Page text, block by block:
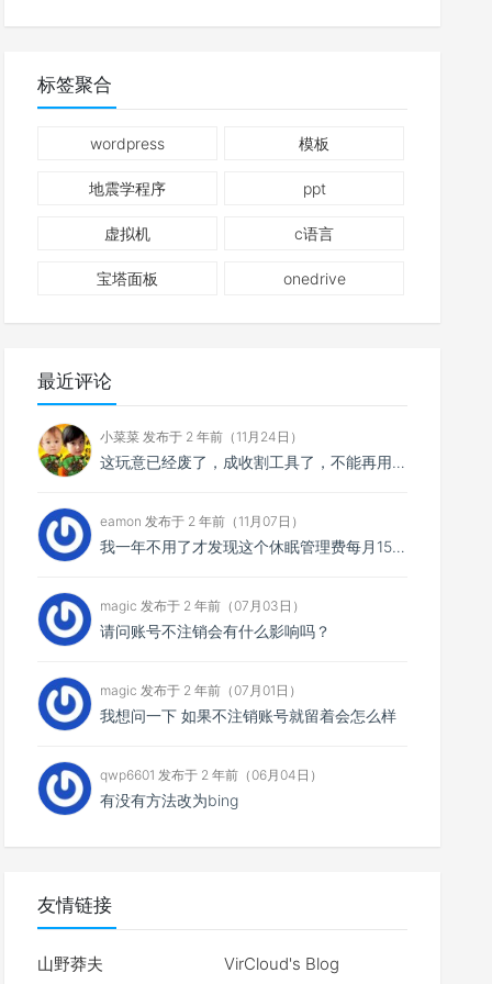
标签聚合
wordpress 模板
地震学程序 ppt
虚拟机 c语言
宝塔面板 onedrive
最近评论
小菜菜 发布于 2 年前（11月24日）
这玩意已经废了，成收割工具了，不能再用了。
eamon 发布于 2 年前（11月07日）
我一年不用了才发现这个休眠管理费每月15，一共扣了我135元，然后我消费还消费不了，我宁愿消费掉也不...
magic 发布于 2 年前（07月03日）
请问账号不注销会有什么影响吗？
magic 发布于 2 年前（07月01日）
我想问一下 如果不注销账号就留着会怎么样
qwp6601 发布于 2 年前（06月04日）
有没有方法改为bing
友情链接
山野莽夫 VirCloud's Blog